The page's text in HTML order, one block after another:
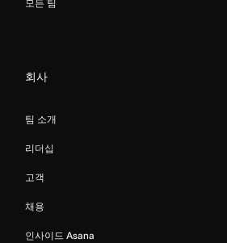
모든 팀
회사
팀 소개
리더십
고객
채용
인사이드 Asana